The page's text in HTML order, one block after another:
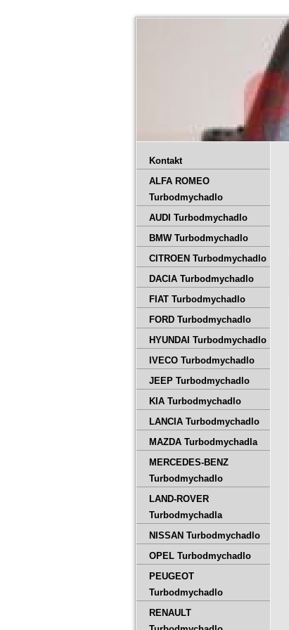
Kontakt
ALFA ROMEO
Turbodmychadlo
AUDI Turbodmychadlo
BMW Turbodmychadlo
CITROEN Turbodmychadlo
DACIA Turbodmychadlo
FIAT Turbodmychadlo
FORD Turbodmychadlo
HYUNDAI Turbodmychadlo
IVECO Turbodmychadlo
JEEP Turbodmychadlo
KIA Turbodmychadlo
LANCIA Turbodmychadlo
MAZDA Turbodmychadla
MERCEDES-BENZ
Turbodmychadlo
LAND-ROVER
Turbodmychadla
NISSAN Turbodmychadlo
OPEL Turbodmychadlo
PEUGEOT
Turbodmychadlo
RENAULT